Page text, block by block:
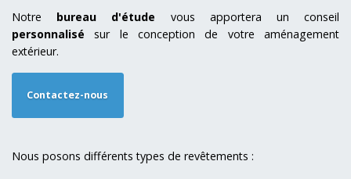
Notre bureau d'étude vous apportera un conseil
personnalisé sur le conception de votre aménagement
extérieur.
Contactez-nous
Nous posons différents types de revêtements :